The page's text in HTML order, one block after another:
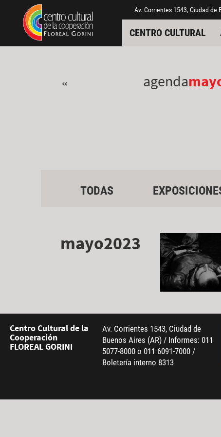
Pasar al contenido principal
Jump to main content Av. Corrientes 1543, Ciudad
CENTRO CULTURAL
« agenda
TODAS
mayo2023
Centro Cultural de la
Cooperación
FLOREAL GORINI
Av. Corrientes 1543, Ciudad de
Buenos Aires (AR) / Informes: 011
5077-8000 o 011 6091-7000 /
Boletería interno 8313